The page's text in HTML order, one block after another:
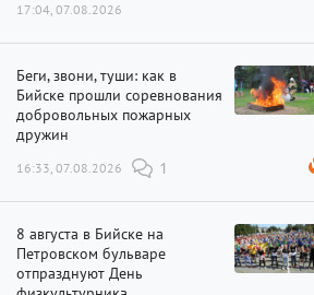
17:04, 07.08.2026
Беги, звони, туши: как в
Бийске прошли соревнования
добровольных пожарных
дружин
16:33, 07.08.2026 1
8 августа в Бийске на
Петровском бульваре
отпразднуют День